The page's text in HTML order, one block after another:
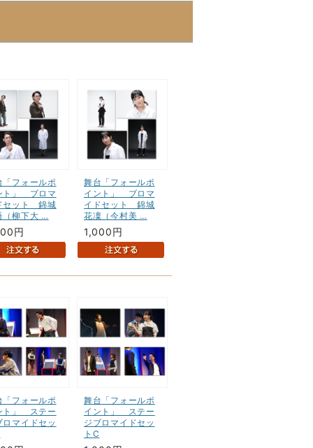
「フォールポ
ト」 ブロマ
セット 錦城
（柳下大 …
円
舞台「フォールポ
イント」 ブロマ
イドセット 錦城
花凜（今村美 …
1,000円
「フォールポ
ト」 ステー
ロマイドセッ
舞台「フォールポ
イント」 ステー
ジブロマイドセッ
トC